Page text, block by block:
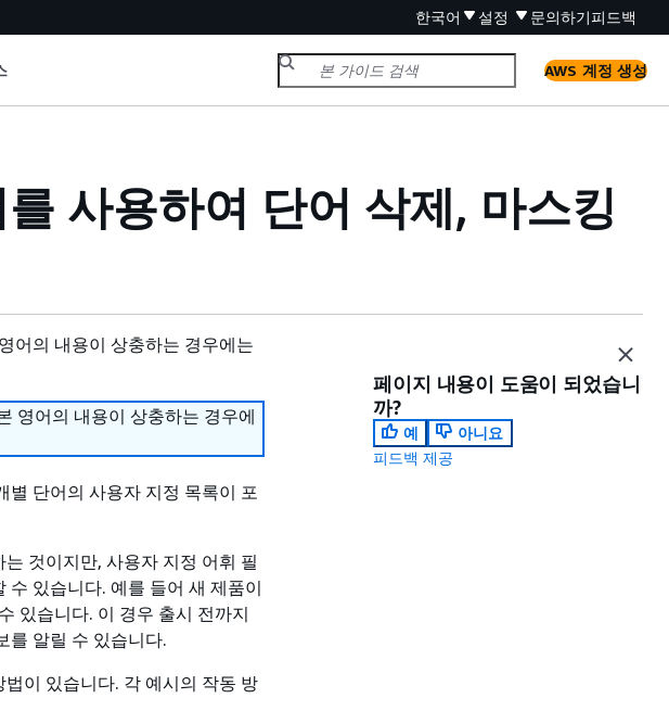
한국어 설정 문의하기피드백
AWS 계정 생성
사용하여 단어 삭제, 마스킹
어의 내용이 상충하는 경우에는
영어의 내용이 상충하는 경우에
별 단어의 사용자 지정 목록이 포
것이지만, 사용자 지정 어휘 필
있습니다. 예를 들어 새 제품이
있습니다. 이 경우 출시 전까지
를 알릴 수 있습니다.
법이 있습니다. 각 예시의 작동 방
페이지 내용이 도움이 되었습니
까?
예
아니요
피드백 제공